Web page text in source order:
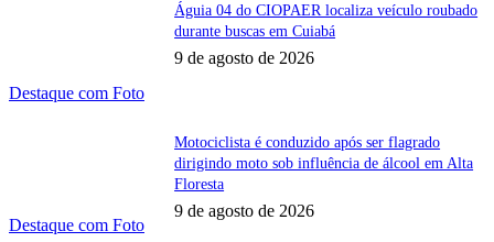
Destaque com Foto
Águia 04 do CIOPAER localiza veículo roubado
durante buscas em Cuiabá
9 de agosto de 2026
Destaque com Foto
Motociclista é conduzido após ser flagrado
dirigindo moto sob influência de álcool em Alta
Floresta
9 de agosto de 2026